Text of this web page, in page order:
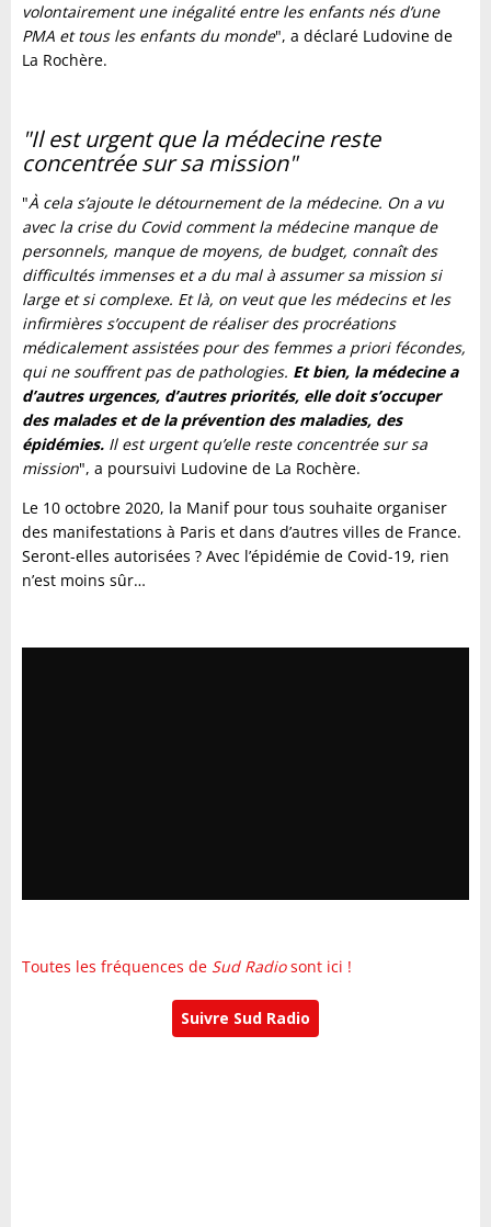
volontairement une inégalité entre les enfants nés d’une
PMA et tous les enfants du monde", a déclaré Ludovine de
La Rochère.
"Il est urgent que la médecine reste
concentrée sur sa mission"
"À cela s’ajoute le détournement de la médecine. On a vu
avec la crise du Covid comment la médecine manque de
personnels, manque de moyens, de budget, connaît des
difficultés immenses et a du mal à assumer sa mission si
large et si complexe. Et là, on veut que les médecins et les
infirmières s’occupent de réaliser des procréations
médicalement assistées pour des femmes a priori fécondes,
qui ne souffrent pas de pathologies. Et bien, la médecine a
d’autres urgences, d’autres priorités, elle doit s’occuper
des malades et de la prévention des maladies, des
épidémies. Il est urgent qu’elle reste concentrée sur sa
mission", a poursuivi Ludovine de La Rochère.
Le 10 octobre 2020, la Manif pour tous souhaite organiser
des manifestations à Paris et dans d’autres villes de France.
Seront-elles autorisées ? Avec l’épidémie de Covid-19, rien
n’est moins sûr…
Toutes les fréquences de Sud Radiosont ici !
Suivre Sud Radio